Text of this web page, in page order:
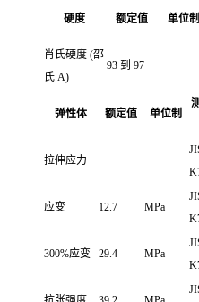
硬度 额定值 单位制
肖氏硬度 (邵
氏 A)
93 到 97
弹性体 额定值 单位制
拉伸应力
应变 12.7 MPa
300%应变 29.4 MPa